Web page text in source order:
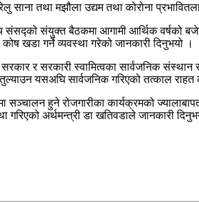
साना तथा मझौला उद्यम तथा कोरोना
संयुक्त बैठकमा आगामी आर्थिक वर्षको बजेट
खडा गर्ने व्यवस्था गरेको जानकारी दिनुभयो ।
र सरकारी स्वामित्वका सार्वजनिक
यसअघि सार्वजनिक गरिएको तत्काल
हुने रोजगारीका कार्यक्रमको
गरिएको अर्थमन्त्री डा खतिवडाले जानकारी